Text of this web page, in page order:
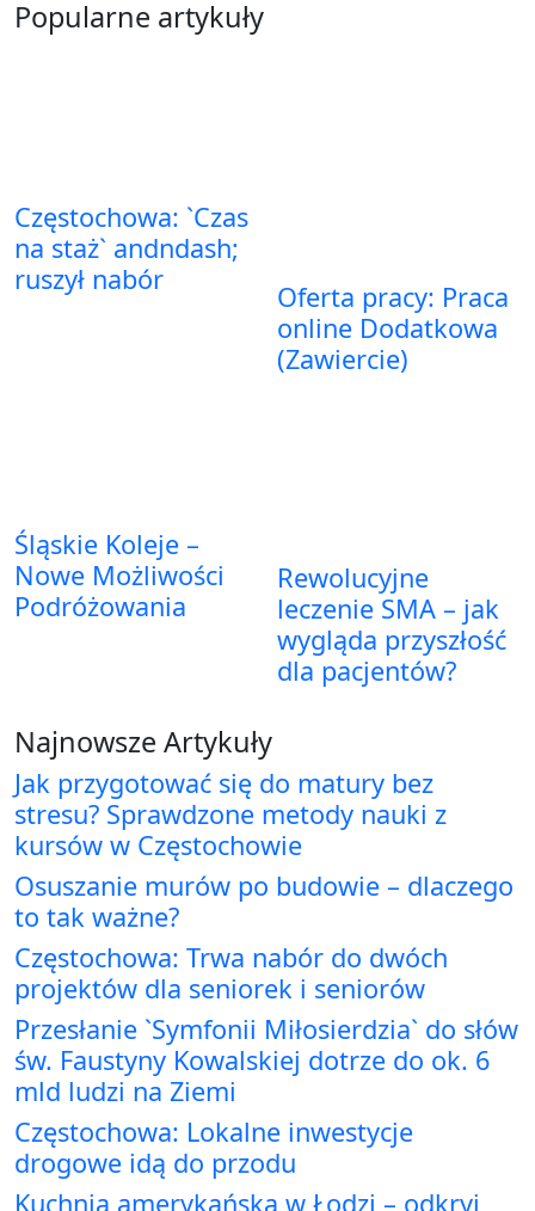
Popularne artykuły
Częstochowa: `Czas
na staż` andndash;
ruszył nabór
Oferta pracy: Praca
online Dodatkowa
(Zawiercie)
Śląskie Koleje –
Nowe Możliwości
Podróżowania
Rewolucyjne
leczenie SMA – jak
wygląda przyszłość
dla pacjentów?
Najnowsze Artykuły
Jak przygotować się do matury bez
stresu? Sprawdzone metody nauki z
kursów w Częstochowie
Osuszanie murów po budowie – dlaczego
to tak ważne?
Częstochowa: Trwa nabór do dwóch
projektów dla seniorek i seniorów
Przesłanie `Symfonii Miłosierdzia` do słów
św. Faustyny Kowalskiej dotrze do ok. 6
mld ludzi na Ziemi
Częstochowa: Lokalne inwestycje
drogowe idą do przodu
Kuchnia amerykańska w Łodzi – odkryj